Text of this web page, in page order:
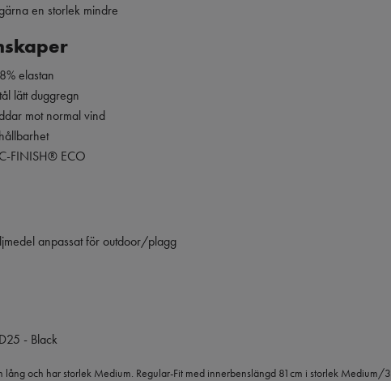
en storlek mindre
elastan
lätt duggregn
mot normal vind
FINISH® ECO
anpassat för outdoor/plagg
- Black
lång och har storlek Medium. Regular-Fit med innerbenslängd 81cm i storlek Medium/